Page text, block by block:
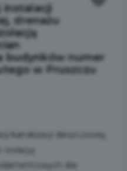
drenażu
budynków numer
w Pruszczu
kanalizacji deszczowej,
izolacją
dla